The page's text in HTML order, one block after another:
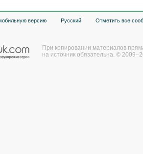
версию Русский Отметить все
При копировании материалов
на источник обязательна. ©